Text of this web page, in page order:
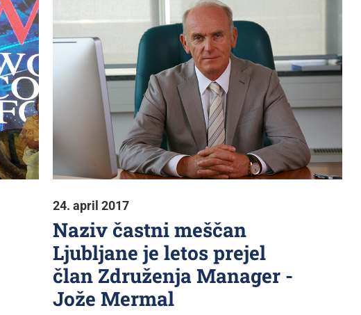
24. april 2017
Naziv častni meščan
Ljubljane je letos prejel
član Združenja Manager -
Jože Mermal